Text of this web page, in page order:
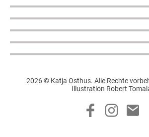
2026 © Katja Osthus. Alle Rechte
Illustration Robert